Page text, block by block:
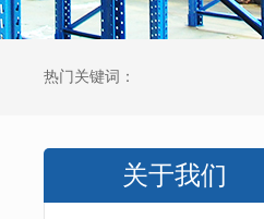
热门关键词：
关于我们